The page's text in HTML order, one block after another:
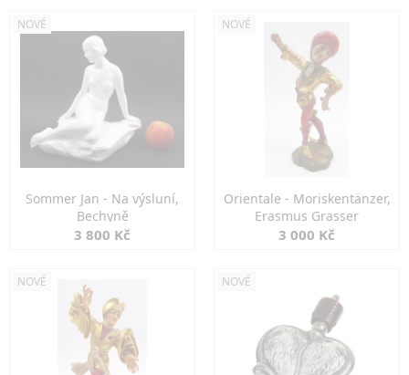
NOVÉ
Sommer Jan - Na výsluní,
Bechyně
3 800 Kč
NOVÉ
Orientale - Moriskentänzer,
Erasmus Grasser
3 000 Kč
NOVÉ NOVÉ